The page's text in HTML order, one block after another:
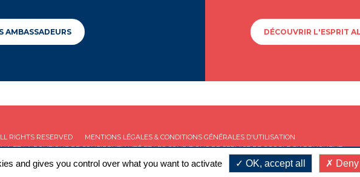
AMBASSADEURS DÉCOUVRIR L'ESPRIT
RIGHTS RESERVED
MENTIONS LÉGALES & CONDITIONS GÉNÉRALES D'UTILISATION
ET LAPOLITIQUE DE CONFIDENTIALITÉET LESCONDITIONS DE SERVICEDE GOOGLE S'APPLIQUENT.
and gives you control over what you want to activate OK, accept all